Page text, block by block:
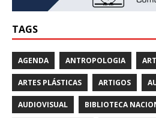
TAGS
AGENDA ANTROPOLOGIA
ARTES PLÁSTICAS ARTIGOS
AUDIOVISUAL BIBLIOTECA